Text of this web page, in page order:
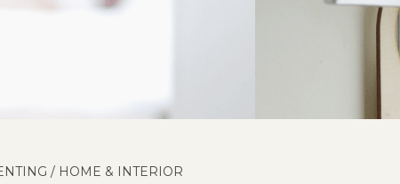
/ HOME & INTERIOR